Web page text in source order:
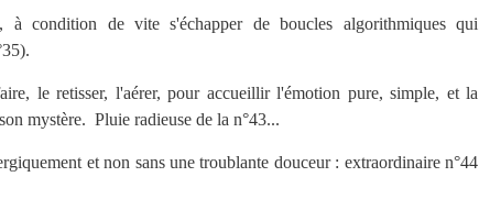
de vite s'échapper de boucles algorithmiques qui
le retisser, l'aérer, pour accueillir l'émotion pure, simple, et la
mystère. Pluie radieuse de la n°43...
et non sans une troublante douceur : extraordinaire n°44